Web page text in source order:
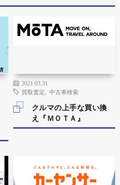
2021.03.31
買取査定
中古車検索
クルマの上手な買い換
え『ＭＯＴＡ』